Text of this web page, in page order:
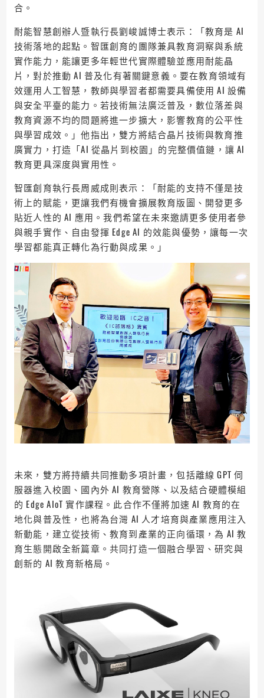
合。
耐能智慧創辦人暨執行長劉峻誠博士表示：「教育是 AI
技術落地的起點。智匯創育的團隊兼具教育洞察與系統
實作能力，能讓更多年輕世代實際體驗並應用耐能晶
片，對於推動 AI 普及化有著關鍵意義。要在教育領域有
效運用人工智慧，教師與學習者都需要具備使用 AI 設備
與安全平臺的能力。若技術無法廣泛普及，數位落差與
教育資源不均的問題將進一步擴大，影響教育的公平性
與學習成效。」他指出，雙方將結合晶片技術與教育推
廣實力，打造「AI 從晶片到校園」的完整價值鏈，讓 AI
教育更具深度與實用性。
智匯創育執行長周威成則表示：「耐能的支持不僅是技
術上的賦能，更讓我們有機會擴展教育版圖、開發更多
貼近人性的 AI 應用。我們希望在未來邀請更多使用者參
與親手實作、自由發揮 Edge AI 的效能與優勢，讓每一次
學習都能真正轉化為行動與成果。」
未來，雙方將持續共同推動多項計畫，包括離線 GPT 伺
服器進入校園、國內外 AI 教育營隊、以及結合硬體模組
的 Edge AIoT 實作課程。此合作不僅將加速 AI 教育的在
地化與普及性，也將為台灣 AI 人才培育與產業應用注入
新動能，建立從技術、教育到產業的正向循環，為 AI 教
育生態開啟全新篇章。共同打造一個融合學習、研究與
創新的 AI 教育新格局。